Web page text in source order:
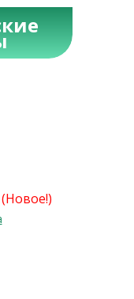
(Новое!)